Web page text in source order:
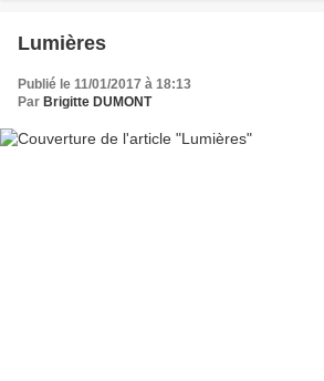
Lumières
Publié le 11/01/2017 à 18:13
Par Brigitte DUMONT